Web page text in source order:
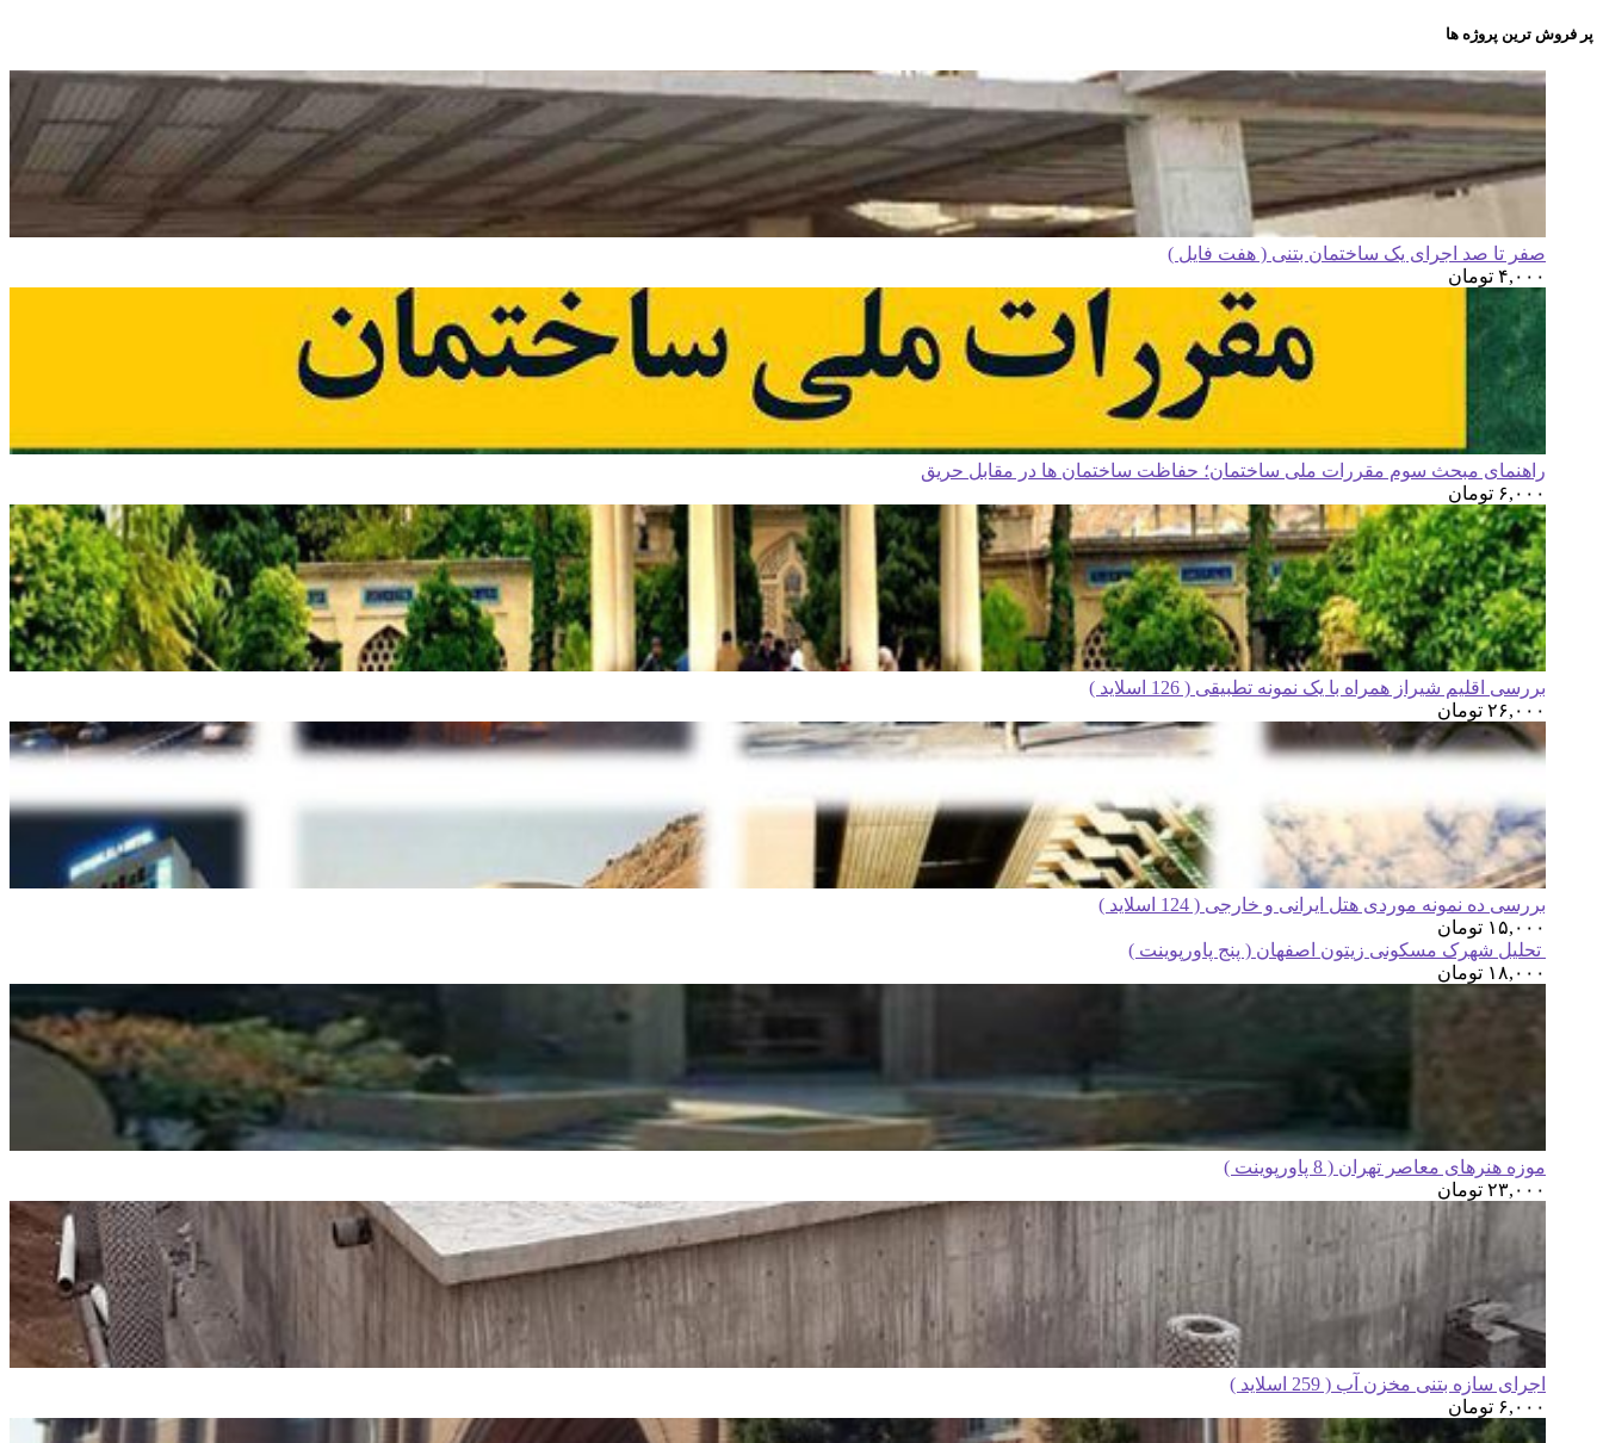
پر فروش ترین پروژه ها
صفر تا صد اجرای یک ساختمان بتنی ( هفت فایل )
۴,۰۰۰ تومان
راهنمای مبحث سوم مقررات ملی ساختمان؛ حفاظت ساختمان ها در مقابل حریق
۶,۰۰۰ تومان
بررسی اقلیم شیراز همراه با یک نمونه تطبیقی ( 126 اسلاید )
۲۶,۰۰۰ تومان
بررسی ده نمونه موردی هتل ایرانی و خارجی ( 124 اسلاید )
۱۵,۰۰۰ تومان
تحلیل شهرک مسکونی زیتون اصفهان ( پنج پاورپوینت )
۱۸,۰۰۰ تومان
موزه هنرهای معاصر تهران ( 8 پاورپوینت )
۲۳,۰۰۰ تومان
اجرای سازه بتنی مخزن آب ( 259 اسلاید )
۶,۰۰۰ تومان